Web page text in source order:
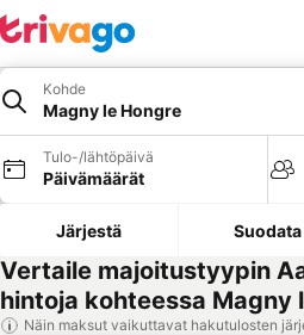
Kohde
Magny le Hongre
Tulo-/lähtöpäivä
Päivämäärät
Järjestä Suodata
Vertaile majoitustyypin
hintoja kohteessa Magny
Näin maksut vaikuttavat hakutulosten